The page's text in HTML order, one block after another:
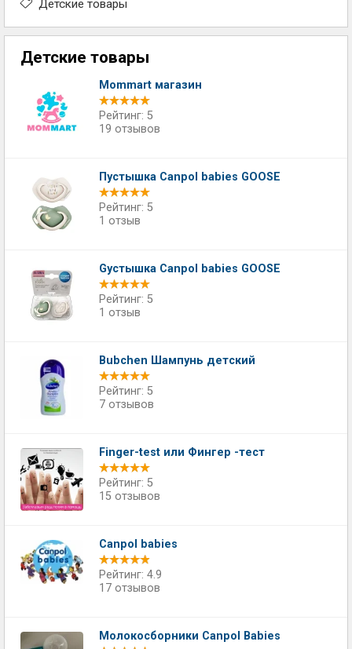
Детские товары
Детские товары
Mommart магазин
Рейтинг: 5
19 отзывов
Пустышка Canpol babies GOOSE
Рейтинг: 5
1 отзыв
Gустышка Canpol babies GOOSE
Рейтинг: 5
1 отзыв
Bubchen Шампунь детский
Рейтинг: 5
7 отзывов
Finger-test или Фингер -тест
Рейтинг: 5
15 отзывов
Canpol babies
Рейтинг: 4.9
17 отзывов
Молокосборники Canpol Babies